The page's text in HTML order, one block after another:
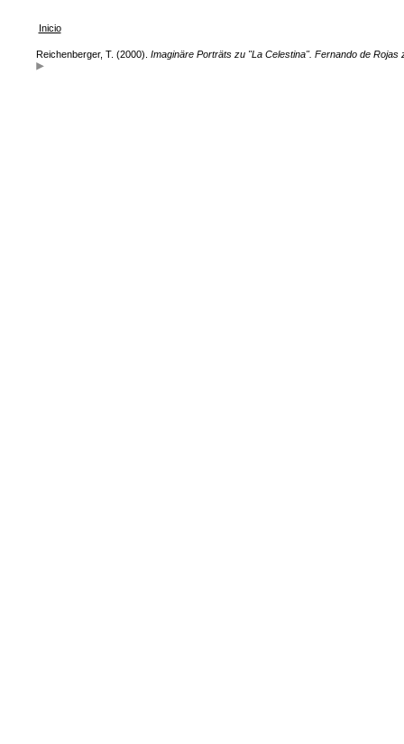
Inicio
Reichenberger, T. (2000). Imaginäre Porträts zu "La Celestina". Fernando de Rojas